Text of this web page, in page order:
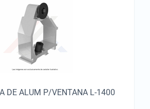
DE ALUM P/VENTANA L-1400